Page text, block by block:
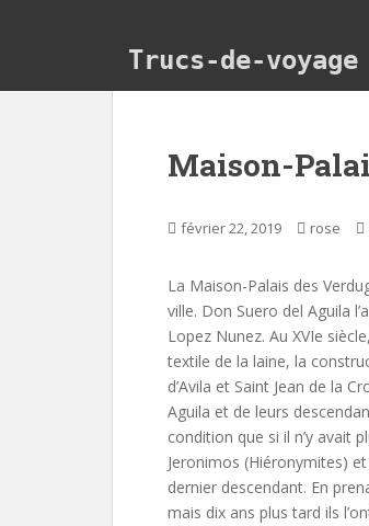
Trucs-de-voyage
Maison-
février 22, 2019 rose
La Maison-Palais des
ville. Don Suero del Aguila
Lopez Nunez. Au XVIe
textile de la laine, la
d’Avila et Saint Jean de la
Aguila et de leurs
condition que si il n’y avait
Jeronimos (Hiéronymites)
dernier descendant. En
mais dix ans plus tard ils